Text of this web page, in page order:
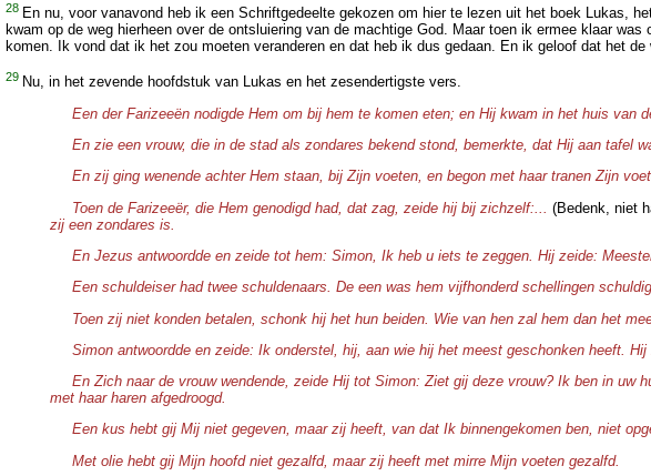
28 En nu, voor vanavond heb ik een Schriftgedeelte gekozen om hier te lezen uit het boek Lukas,
kwam op de weg hierheen over de ontsluiering van de machtige God. Maar toen ik ermee klaar
komen. Ik vond dat ik het zou moeten veranderen en dat heb ik dus gedaan. En ik geloof dat het
29 Nu, in het zevende hoofdstuk van Lukas en het zesendertigste vers.
Een der Farizeeën nodigde Hem om bij hem te komen eten; en Hij kwam in het huis van
En zie een vrouw, die in de stad als zondares bekend stond, bemerkte, dat Hij aan tafel
En zij ging wenende achter Hem staan, bij Zijn voeten, en begon met haar tranen Zijn
Toen de Farizeeër, die Hem genodigd had, dat zag, zeide hij bij zichzelf:...
(Bedenk, niet
zij een zondares is.
En Jezus antwoordde en zeide tot hem: Simon, Ik heb u iets te zeggen. Hij zeide:
Een schuldeiser had twee schuldenaars. De een was hem vijfhonderd schellingen
Toen zij niet konden betalen, schonk hij het hun beiden. Wie van hen zal hem dan het
Simon antwoordde en zeide: Ik onderstel, hij, aan wie hij het meest geschonken heeft.
En Zich naar de vrouw wendende, zeide Hij tot Simon: Ziet gij deze vrouw? Ik ben in
met haar haren afgedroogd.
Een kus hebt gij Mij niet gegeven, maar zij heeft, van dat Ik binnengekomen ben, niet
Met olie hebt gij Mijn hoofd niet gezalfd, maar zij heeft met mirre Mijn voeten gezalfd.